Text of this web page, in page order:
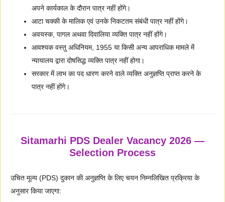
अपने कार्यकाल के दौरान पात्र नहीं होंगे।
आटा चक्की के मालिक एवं उनके निकटतम संबंधी पात्र नहीं होंगे।
अवयस्क, पागल अथवा दिवालिया व्यक्ति पात्र नहीं होंगे।
आवश्यक वस्तु अधिनियम, 1955 या किसी अन्य आपराधिक मामले में
न्यायालय द्वारा दोषसिद्ध व्यक्ति पात्र नहीं होगा।
सरकार में लाभ का पद धारण करने वाले व्यक्ति अनुज्ञप्ति प्राप्त करने के
पात्र नहीं होंगे।
Sitamarhi PDS Dealer Vacancy 2026 —
Selection Process
उचित मूल्य (PDS) दुकान की अनुज्ञप्ति के लिए चयन निम्नलिखित प्रक्रिया के
अनुसार किया जाएगा: